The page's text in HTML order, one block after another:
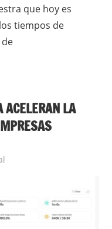
que hoy es
tiempos de
ACELERAN LA
Herrera